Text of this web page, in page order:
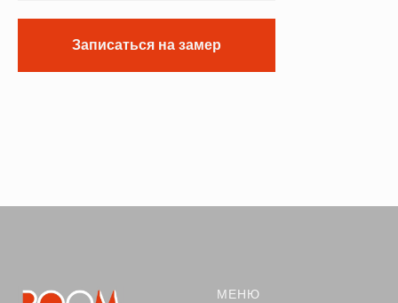
Записаться на замер
МЕНЮ